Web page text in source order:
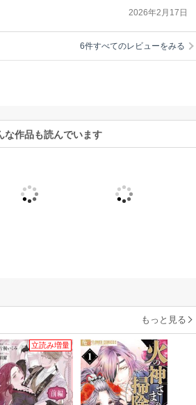
2026年2月17日
6件すべてのレビューをみる
な作品も読んでいます
もっと見る
立読み増量